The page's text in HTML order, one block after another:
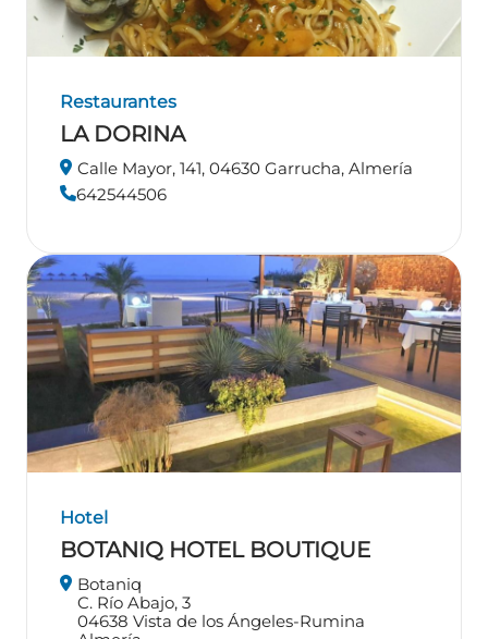
Restaurantes
LA DORINA
Calle Mayor, 141, 04630 Garrucha, Almería
642544506
Hotel
BOTANIQ HOTEL BOUTIQUE
Botaniq
C. Río Abajo, 3
04638 Vista de los Ángeles-Rumina